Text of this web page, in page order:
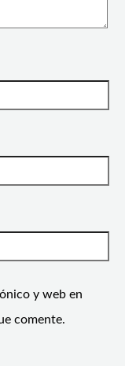
y web en
comente.